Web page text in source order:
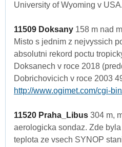
University of Wyoming v USA.
11509 Doksany 158 m nad
Misto s jednim z nejvyssich
absolutni rekord poctu
Doksanech v roce 2018
Dobrichovicich v roce 2003
http://www.ogimet.com/cgi-
11520 Praha_Libus 304 m,
aerologicka sondaz. Zde
teplota ze vsech SYNOP